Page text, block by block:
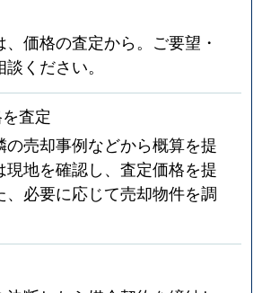
価格の査定から。ご要望・
ください。
査定
の売却事例などから概算を提
現地を確認し、査定価格を提
、必要に応じて売却物件を調